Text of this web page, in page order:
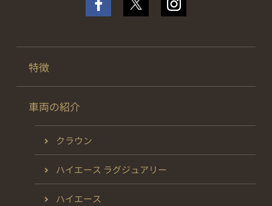
特徴
車両の紹介
クラウン
ハイエース ラグジュアリー
ハイエース